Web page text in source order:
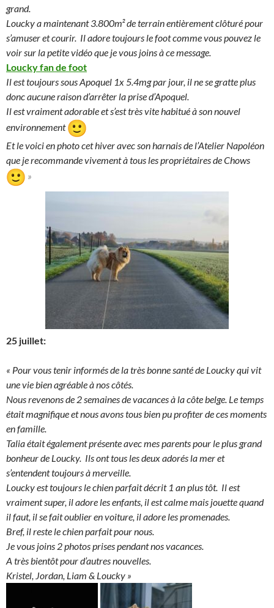
grand.
Loucky a maintenant 3.800m² de terrain entièrement clôturé pour
s’amuser et courir. Il adore toujours le foot comme vous pouvez le
voir sur la petite vidéo que je vous joins à ce message.
Loucky fan de foot
Il est toujours sous Apoquel 1x 5.4mg par jour, il ne se gratte plus
donc aucune raison d’arrêter la prise d’Apoquel.
Il est vraiment adorable et s’est très vite habitué à son nouvel
environnement
Et le voici en photo cet hiver avec son harnais de l’Atelier Napoléon
que je recommande vivement à tous les propriétaires de Chows
»
25 juillet:
« Pour vous tenir informés de la très bonne santé de Loucky qui vit
une vie bien agréable à nos côtés.
Nous revenons de 2 semaines de vacances à la côte belge. Le temps
était magnifique et nous avons tous bien pu profiter de ces moments
en famille.
Talia était également présente avec mes parents pour le plus grand
bonheur de Loucky. Ils ont tous les deux adorés la mer et
s’entendent toujours à merveille.
Loucky est toujours le chien parfait décrit 1 an plus tôt. Il est
vraiment super, il adore les enfants, il est calme mais jouette quand
il faut, il se fait oublier en voiture, il adore les promenades.
Bref, il reste le chien parfait pour nous.
Je vous joins 2 photos prises pendant nos vacances.
A très bientôt pour d’autres nouvelles.
Kristel, Jordan, Liam & Loucky »